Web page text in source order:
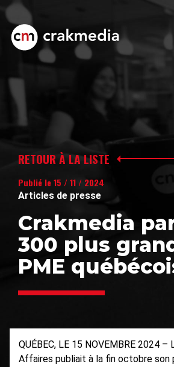
RETOUR À LA LISTE
Publié le 15 / 11 / 2024
Articles de presse
Crakmedia
300 plus
PME
QUÉBEC, LE 15 NOVEMBRE 2024 –
Affaires publiait à la fin octobre son